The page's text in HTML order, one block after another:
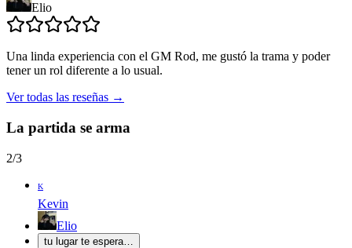
Elio
Una linda experiencia con el GM Rod, me gustó la trama y poder
tener un rol diferente a lo usual.
Ver todas las reseñas →
La partida se arma
2/3
K
Kevin
Elio
tu lugar te espera…